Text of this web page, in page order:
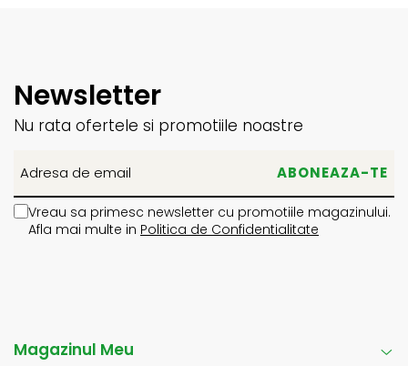
Newsletter
Nu rata ofertele si promotiile noastre
Vreau sa primesc newsletter cu promotiile magazinului.
Afla mai multe in Politica de Confidentialitate
Magazinul Meu